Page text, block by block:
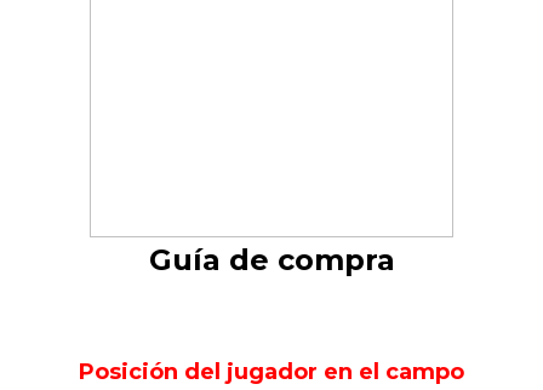
Guía de compra
Posición del jugador en el campo